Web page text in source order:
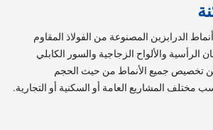
الدرابزين المصنوعة من الفولاذ المقاوم
الرأسية والألواح الزجاجية والسور الكابلي
تخصيص جميع الأنماط من حيث الحجم
مختلف المشاريع العامة أو السكنية أو التجارية.